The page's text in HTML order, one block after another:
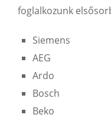
foglalkozunk
Siemens
AEG
Ardo
Bosch
Beko